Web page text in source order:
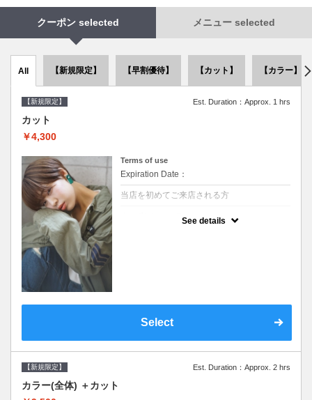
クーポン selected メニュー selected
All 【新規限定】 【早割優待】 【カット】 【カラー】
【新規限定】 Est. Duration：Approx. 1 hrs
カット
￥4,300
Terms of use
Expiration Date：
当店を初めてご来店される方
See details
Select
【新規限定】 Est. Duration：Approx. 2 hrs
カラー(全体) ＋カット